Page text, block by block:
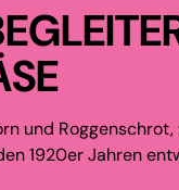
und
1920er Jahren